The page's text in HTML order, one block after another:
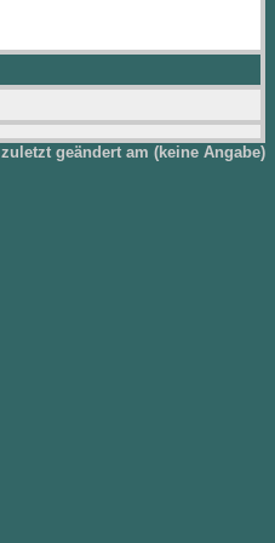
zuletzt geändert am (keine Angabe)